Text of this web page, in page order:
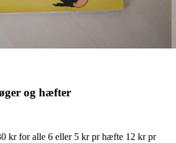
og hæfter
kr for alle 6 eller 5 kr pr hæfte 12 kr pr